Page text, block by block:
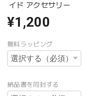
イド アクセサリー
¥1,200
無料ラッピング
納品書を同封する